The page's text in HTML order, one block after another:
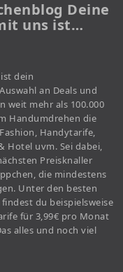
Deine
uns ist…
dein
an Deals und
weit mehr als 100.000
Handumdrehen die
Handytarife,
Hotel uvm. Sei dabei,
Preisknaller
die mindestens
Unter den besten
du beispielsweise
für 3,99€ pro Monat
alles und noch viel